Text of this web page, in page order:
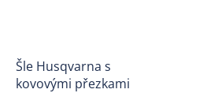
Šle Husqvarna s
kovovými přezkami